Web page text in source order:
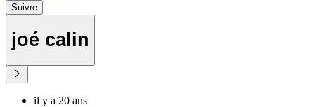
Suivre
joé calin
il y a 20 ans